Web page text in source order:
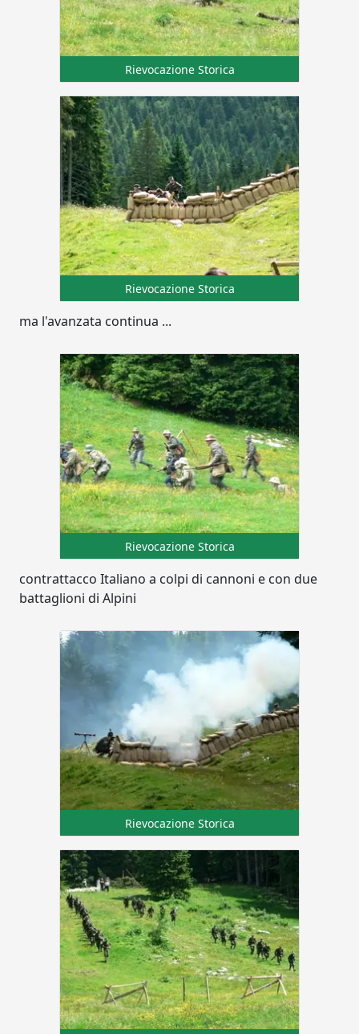
Rievocazione Storica
Rievocazione Storica
ma l'avanzata continua ...
Rievocazione Storica
contrattacco Italiano a colpi di cannoni e con due
battaglioni di Alpini
Rievocazione Storica